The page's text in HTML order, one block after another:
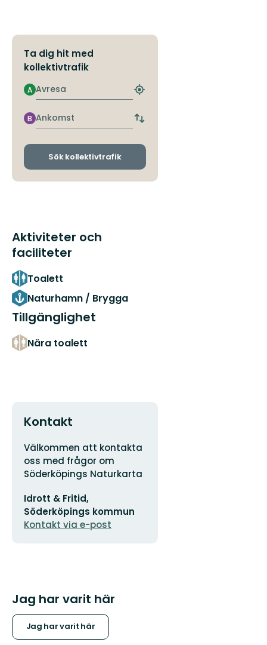
Ta dig hit med
kollektivtrafik
Avresa
A
Hitta
hållplats
Ankomst
B
Byt
och
Sök kollektivtrafik
Aktiviteter och
faciliteter
Toalett
Naturhamn / Brygga
Tillgänglighet
Nära toalett
Kontakt
Adress
Välkommen att kontakta
oss med frågor om
Söderköpings Naturkarta
postadress
Idrott & Fritid,
Söderköpings kommun
Kontakt via e-post
Jag har varit här
Jag har varit här